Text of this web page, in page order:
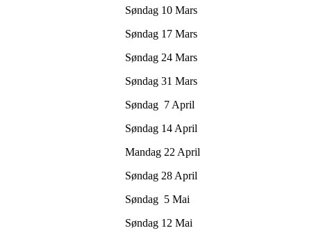
Søndag 10 Mars
Søndag 17 Mars
Søndag 24 Mars
Søndag 31 Mars
Søndag 7 April
Søndag 14 April
Mandag 22 April
Søndag 28 April
Søndag 5 Mai
Søndag 12 Mai